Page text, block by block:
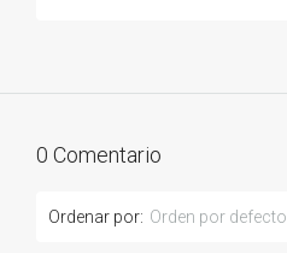
0 Comentario
Ordenar por: Orden por defecto